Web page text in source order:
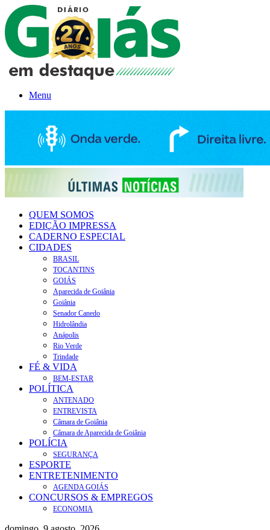
Menu
QUEM SOMOS
EDIÇÃO IMPRESSA
CADERNO ESPECIAL
CIDADES
BRASIL
TOCANTINS
GOIÁS
Aparecida de Goiânia
Goiânia
Senador Canedo
Hidrolândia
Anápolis
Rio Verde
Trindade
FÉ & VIDA
BEM-ESTAR
POLÍTICA
ANTENADO
ENTREVISTA
Câmara de Goiânia
Câmara de Aparecida de Goiânia
POLÍCIA
SEGURANÇA
ESPORTE
ENTRETENIMENTO
AGENDA GOIÁS
CONCURSOS & EMPREGOS
ECONOMIA